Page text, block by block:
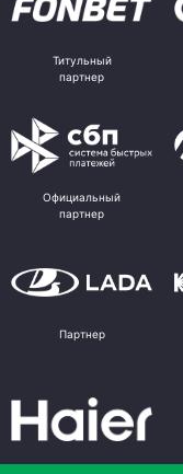
Титульный
партнер
Официальный
партнер
Партнер